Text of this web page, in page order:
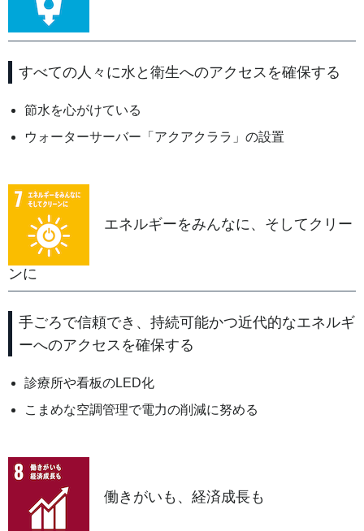
すべての人々に水と衛生へのアクセスを確保する
節水を心がけている
ウォーターサーバー「アクアクララ」の設置
エネルギーをみんなに、そしてクリー
ンに
手ごろで信頼でき、持続可能かつ近代的なエネルギ
ーへのアクセスを確保する
診療所や看板のLED化
こまめな空調管理で電力の削減に努める
働きがいも、経済成長も